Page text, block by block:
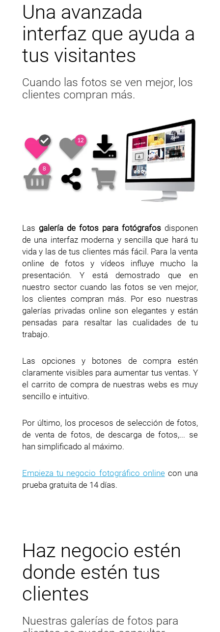
Una avanzada
interfaz que ayuda a
tus visitantes
Cuando las fotos se ven mejor, los
clientes compran más.
Las galería de fotos para fotógrafos disponen
de una interfaz moderna y sencilla que hará tu
vida y las de tus clientes más fácil. Para la venta
online de fotos y vídeos influye mucho la
presentación. Y está demostrado que en
nuestro sector cuando las fotos se ven mejor,
los clientes compran más. Por eso nuestras
galerías privadas online son elegantes y están
pensadas para resaltar las cualidades de tu
trabajo.
Las opciones y botones de compra estén
claramente visibles para aumentar tus ventas. Y
el carrito de compra de nuestras webs es muy
sencillo e intuitivo.
Por último, los procesos de selección de fotos,
de venta de fotos, de descarga de fotos,... se
han simplificado al máximo.
Empieza tu negocio fotográfico onlinecon una
prueba gratuita de 14 días.
Haz negocio estén
donde estén tus
clientes
Nuestras galerías de fotos para